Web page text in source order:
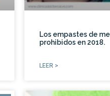
Los empastes de
prohibidos en 2018.
LEER >